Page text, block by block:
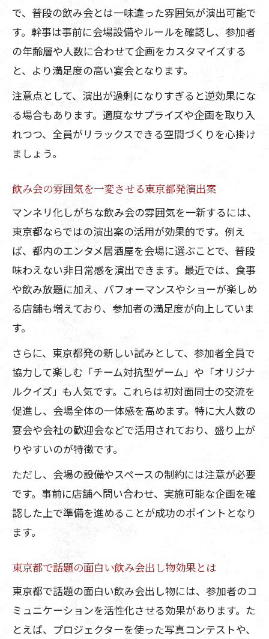
で、普段の飲み会とは一味違った雰囲気が演出可能で
す。幹事は事前に会場設備やルールを確認し、参加者
の年齢層や人数に合わせて企画をカスタマイズする
と、より満足度の高い宴会となります。
注意点として、演出が過剰になりすぎると逆効果にな
る場合もあります。適度なサプライズや企画を取り入
れつつ、全員がリラックスできる空間づくりを心掛け
ましょう。
飲み会の雰囲気を一変させる東京都発演出案
マンネリ化しがちな飲み会の雰囲気を一新するには、
東京都ならではの演出案の活用が効果的です。例え
ば、都内のエンタメ居酒屋を会場に選ぶことで、普段
味わえない非日常感を演出できます。最近では、食事
や飲み放題に加え、パフォーマンスやショーが楽しめ
る店舗も増えており、参加者の満足度が向上していま
す。
さらに、東京都発の新しい試みとして、参加者全員で
協力して楽しむ「チーム対抗型ゲーム」や「オリジナ
ルクイズ」も人気です。これらは初対面同士の交流を
促進し、会場全体の一体感を高めます。特に大人数の
宴会や会社の歓迎会などで活用されており、盛り上が
りやすいのが特徴です。
ただし、会場の設備やスペースの制約には注意が必要
です。事前に店舗へ問い合わせ、実施可能な企画を確
認した上で準備を進めることが成功のポイントとなり
ます。
東京都で話題の面白い飲み会出し物効果とは
東京都で話題の面白い飲み会出し物には、参加者のコ
ミュニケーションを活性化させる効果があります。た
とえば、プロジェクターを使った写真コンテストや、